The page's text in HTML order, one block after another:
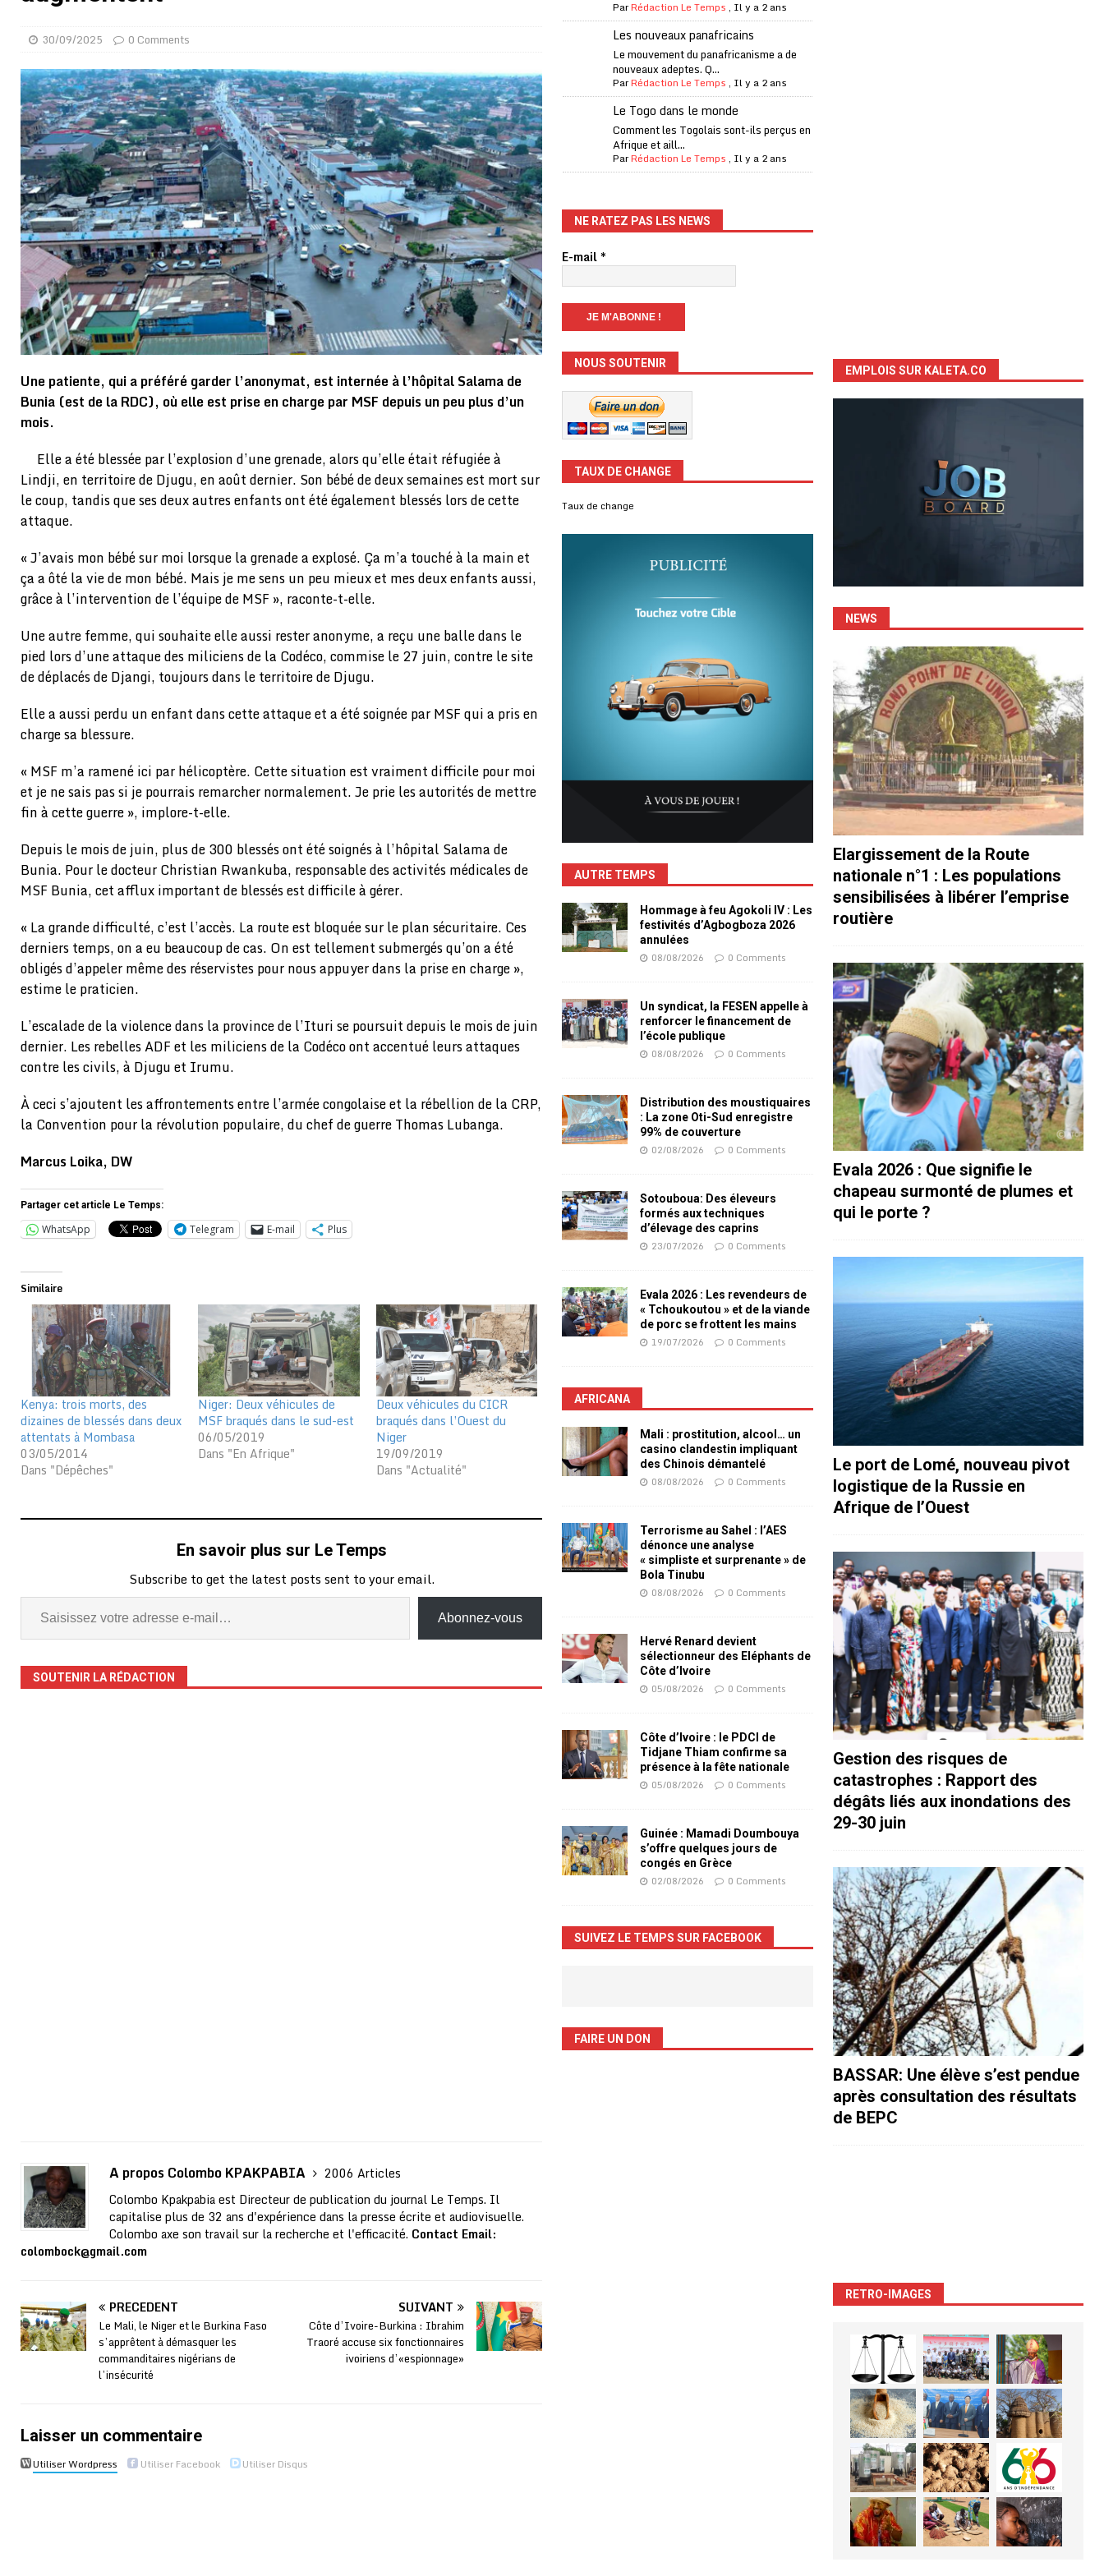
[ 05/08/2026 ] Hervé Renard devient sélectionneur des Eléphants de Côte d’Ivoire
[ 05/08/2026 ] Tour de France Femmes 2026 : contrôles renforcés pour éviter la triche aux soutiens-gorge sur le contre-la-
montre
GENRE
[ 05/08/2026 ] Côte d’Ivoire : le PDCI de Tidjane Thiam confirme sa présence à la fête nationale
A LA UNE
[ 02/08/2026 ] Guinée : Mamadi Doumbouya s’offre quelques jours de congés en Grèce
A LA UNE
[ 02/08/2026 ] Une factrice arrêtée après avoir volé un billet de loterie gagnant que son propriétaire avait envoyé à un proche
GENRE
[ 02/08/2026 ] Distribution des moustiquaires : La zone Oti-Sud enregistre 99% de couverture
[ 02/08/2026 ] La Confédération Africaine de Football (CAF) à contre-courant
COOPÉRATION
[ 01/08/2026 ] Quatre candidats à la succession d’Infantino à la tête de la FIFA
A LA UNE
[ 09/08/2026 ] Gianni Infantino rattrapé pour un cas de favoritisme présumé quand il était à l’UEFA A LA UNE
30/09/2025 0 Comments
Une patiente, qui a préféré garder l’anonymat, est internée à l’hôpital Salama de
Bunia (est de la RDC), où elle est prise en charge par MSF depuis un peu plus d’un
mois.
Elle a été blessée par l’explosion d’une grenade, alors qu’elle était réfugiée à
Lindji, en territoire de Djugu, en août dernier. Son bébé de deux semaines est mort sur
le coup, tandis que ses deux autres enfants ont été également blessés lors de cette
attaque.
« J’avais mon bébé sur moi lorsque la grenade a explosé. Ça m’a touché à la main et
ça a ôté la vie de mon bébé. Mais je me sens un peu mieux et mes deux enfants aussi,
grâce à l’intervention de l’équipe de MSF », raconte-t-elle.
Une autre femme, qui souhaite elle aussi rester anonyme, a reçu une balle dans le
pied lors d’une attaque des miliciens de la Codéco, commise le 27 juin, contre le site
de déplacés de Djangi, toujours dans le territoire de Djugu.
Elle a aussi perdu un enfant dans cette attaque et a été soignée par MSF qui a pris en
charge sa blessure.
« MSF m’a ramené ici par hélicoptère. Cette situation est vraiment difficile pour moi
et je ne sais pas si je pourrais remarcher normalement. Je prie les autorités de mettre
fin à cette guerre », implore-t-elle.
Depuis le mois de juin, plus de 300 blessés ont été soignés à l’hôpital Salama de
Bunia. Pour le docteur Christian Rwankuba, responsable des activités médicales de
MSF Bunia, cet afflux important de blessés est difficile à gérer.
« La grande difficulté, c’est l’accès. La route est bloquée sur le plan sécuritaire. Ces
derniers temps, on a eu beaucoup de cas. On est tellement submergés qu’on a été
obligés d’appeler même des réservistes pour nous appuyer dans la prise en charge »,
estime le praticien.
L’escalade de la violence dans la province de l’Ituri se poursuit depuis le mois de juin
dernier. Les rebelles ADF et les miliciens de la Codéco ont accentué leurs attaques
contre les civils, à Djugu et Irumu.
À ceci s’ajoutent les affrontements entre l’armée congolaise et la rébellion de la CRP,
la Convention pour la révolution populaire, du chef de guerre Thomas Lubanga.
Marcus Loika, DW
Partager cet article Le Temps:
WhatsApp Telegram E-mail Plus
Similaire
Kenya: trois morts, des
dizaines de blessés dans deux
attentats à Mombasa
03/05/2014
Dans "Dépêches"
Niger: Deux véhicules de
MSF braqués dans le sud-est
06/05/2019
Dans "En Afrique"
Deux véhicules du CICR
braqués dans l’Ouest du
Niger
19/09/2019
Dans "Actualité"
En savoir plus sur Le Temps
Subscribe to get the latest posts sent to your email.
Abonnez-vous
SOUTENIR LA RÉDACTION
A propos Colombo KPAKPABIA
2006 Articles
Colombo Kpakpabia est Directeur de publication du journal Le Temps. Il
capitalise plus de 32 ans d'expérience dans la presse écrite et audiovisuelle.
Colombo axe son travail sur la recherche et l'efficacité. Contact Email:
colombock@gmail.com
PRÉCÉDENT
Le Mali, le Niger et le Burkina Faso
s’apprêtent à démasquer les
commanditaires nigérians de
l’insécurité
SUIVANT
Côte d’Ivoire-Burkina : Ibrahim
Traoré accuse six fonctionnaires
ivoiriens d’«espionnage»
Laisser un commentaire
Utiliser Wordpress Utiliser Facebook Utiliser Disqus
ParRédaction Le Temps , Il y a 2 ans
Les nouveaux panafricains
Le mouvement du panafricanisme a de
nouveaux adeptes. Q...
ParRédaction Le Temps , Il y a 2 ans
Le Togo dans le monde
Comment les Togolais sont-ils perçus en
Afrique et aill...
ParRédaction Le Temps , Il y a 2 ans
NE RATEZ PAS LES NEWS
E-mail*
NOUS SOUTENIR
TAUX DE CHANGE
Taux de change
AUTRE TEMPS
Hommage à feu Agokoli IV : Les
festivités d’Agbogboza 2026
annulées
08/08/2026 0 Comments
Un syndicat, la FESEN appelle à
renforcer le financement de
l’école publique
08/08/2026 0 Comments
Distribution des moustiquaires
: La zone Oti-Sud enregistre
99% de couverture
02/08/2026 0 Comments
Sotouboua: Des éleveurs
formés aux techniques
d’élevage des caprins
23/07/2026 0 Comments
Evala 2026 : Les revendeurs de
« Tchoukoutou » et de la viande
de porc se frottent les mains
19/07/2026 0 Comments
AFRICANA
Mali : prostitution, alcool… un
casino clandestin impliquant
des Chinois démantelé
08/08/2026 0 Comments
Terrorisme au Sahel : l’AES
dénonce une analyse
« simpliste et surprenante » de
Bola Tinubu
08/08/2026 0 Comments
Hervé Renard devient
sélectionneur des Eléphants de
Côte d’Ivoire
05/08/2026 0 Comments
Côte d’Ivoire : le PDCI de
Tidjane Thiam confirme sa
présence à la fête nationale
05/08/2026 0 Comments
Guinée : Mamadi Doumbouya
s’offre quelques jours de
congés en Grèce
02/08/2026 0 Comments
SUIVEZ LE TEMPS SUR FACEBOOK
FAIRE UN DON
EMPLOIS SUR KALETA.CO
NEWS
Elargissement de la Route
nationale n°1 : Les populations
sensibilisées à libérer l’emprise
routière
Evala 2026 : Que signifie le
chapeau surmonté de plumes et
qui le porte ?
Le port de Lomé, nouveau pivot
logistique de la Russie en
Afrique de l’Ouest
Gestion des risques de
catastrophes : Rapport des
dégâts liés aux inondations des
29-30 juin
BASSAR: Une élève s’est pendue
après consultation des résultats
de BEPC
RETRO-IMAGES